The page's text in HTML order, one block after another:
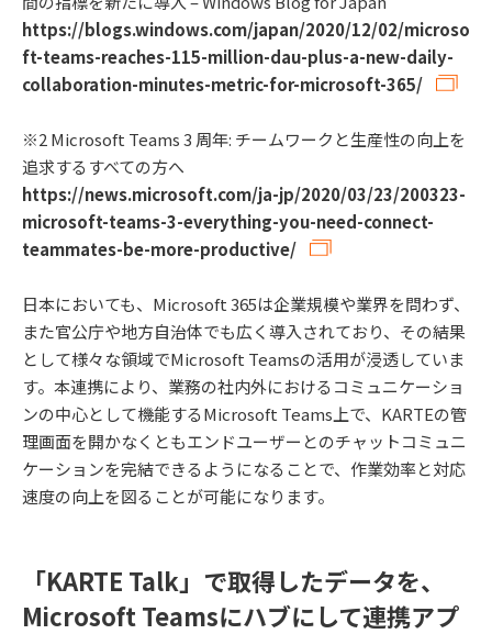
https://blogs.windows.com/japan/2020/12/02/microso
ft-teams-reaches-115-million-dau-plus-a-new-daily-
collaboration-minutes-metric-for-microsoft-365/
※2 Microsoft Teams 3 周年: チームワークと生産性の向上を
追求するすべての方へ
https://news.microsoft.com/ja-jp/2020/03/23/200323-
microsoft-teams-3-everything-you-need-connect-
teammates-be-more-productive/
日本においても、Microsoft 365は企業規模や業界を問わず、
また官公庁や地方自治体でも広く導入されており、その結果
として様々な領域でMicrosoft Teamsの活用が浸透していま
す。本連携により、業務の社内外におけるコミュニケーショ
ンの中心として機能するMicrosoft Teams上で、KARTEの管
理画面を開かなくともエンドユーザーとのチャットコミュニ
ケーションを完結できるようになることで、作業効率と対応
速度の向上を図ることが可能になります。
「KARTE Talk」で取得したデータを、
Microsoft Teamsにハブにして連携アプ